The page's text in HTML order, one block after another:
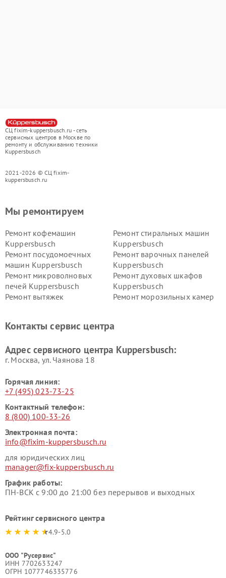
СЦ fixim-kuppersbusch.ru - сеть
сервисных центров в Москве по
ремонту и обслуживанию техники
Kuppersbusch
2021-2026 © СЦ fixim-
kuppersbusch.ru
Мы ремонтируем
Ремонт кофемашин
Kuppersbusch
Ремонт стиральных машин
Kuppersbusch
Ремонт посудомоечных
машин Kuppersbusch
Ремонт варочных панелей
Kuppersbusch
Ремонт микроволновых
печей Kuppersbusch
Ремонт духовых шкафов
Kuppersbusch
Ремонт вытяжек
Ремонт морозильных камер
Kuppersbusch
вакуумных упаковщиков
Ремонт сушильных машин Kuppersbusch
Контакты сервис центра
Адрес сервисного центра Kuppersbusch:
г. Москва, ул. Чаянова 18
Горячая линия:
+7 (495) 023-73-25
Контактный телефон:
8 (800) 100-33-26
Электронная почта:
info@fixim-kuppersbusch.ru
для юридических лиц
manager@fix-kuppersbusch.ru
График работы:
ПН-ВСК с 9:00 до 21:00 без перерывов и выходных
Рейтинг сервисного центра
4.9-5.0
ООО "Русервис"
ИНН 7702633247
ОГРН 1077746335776